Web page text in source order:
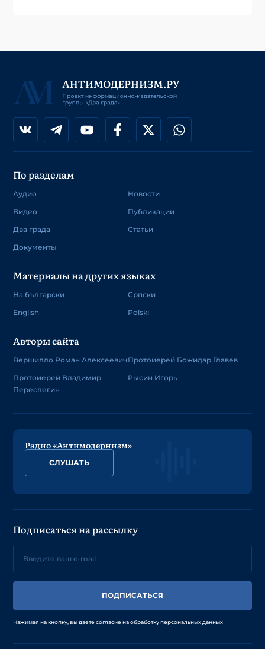
По разделам
Аудио
Видео
Два града
Документы
Новости
Публикации
Статьи
Материалы на других языках
На български
English
Српски
Polski
Авторы сайта
Вершилло Роман Алексеевич
Протоиерей Владимир
Переслегин
Протоиерей Божидар Главев
Рысин Игорь
Радио «Антимодернизм»
СЛУШАТЬ
Подписаться на рассылку
ПОДПИСАТЬСЯ
Нажимая на кнопку, вы даете согласие на обработку персональных данных